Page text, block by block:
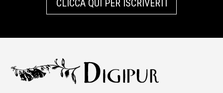
CLICCA QUI PER ISCRIVERTI